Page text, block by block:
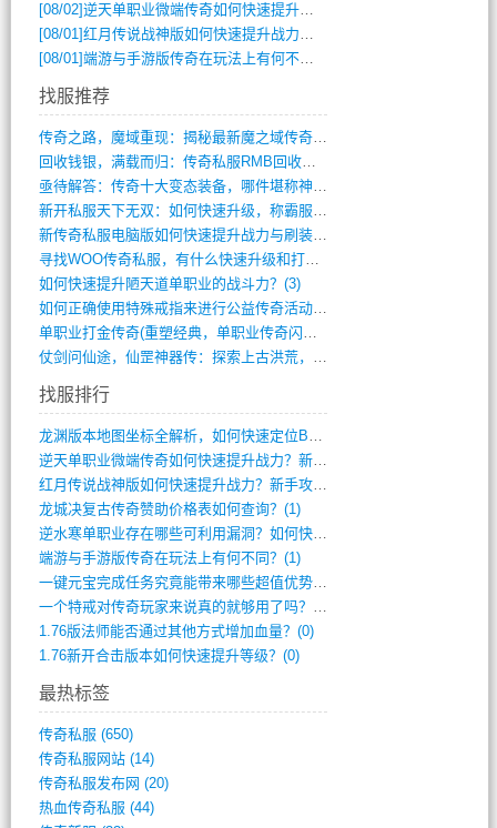
[08/02]逆天单职业微端传奇如何快速提升战力？新手必看攻略
[08/01]红月传说战神版如何快速提升战力？新手攻略全解析？
[08/01]端游与手游版传奇在玩法上有何不同？
找服推荐
传奇之路，魔域重现：揭秘最新魔之域传奇攻(712)
回收钱银，满载而归：传奇私服RMB回收装(548)
亟待解答：传奇十大变态装备，哪件堪称神器(347)
新开私服天下无双：如何快速升级，称霸服务(681)
新传奇私服电脑版如何快速提升战力与刷装备(835)
寻找WOO传奇私服，有什么快速升级和打宝(864)
如何快速提升陋天道单职业的战斗力？(3)
如何正确使用特殊戒指来进行公益传奇活动？(10)
单职业打金传奇(重塑经典，单职业传奇闪耀(10)
仗剑问仙途，仙罡神器传：探索上古洪荒，揭(813)
找服排行
龙渊版本地图坐标全解析，如何快速定位BO(3)
逆天单职业微端传奇如何快速提升战力？新手(2)
红月传说战神版如何快速提升战力？新手攻略(2)
龙城决复古传奇赞助价格表如何查询？(1)
逆水寒单职业存在哪些可利用漏洞？如何快速(1)
端游与手游版传奇在玩法上有何不同？(1)
一键元宝完成任务究竟能带来哪些超值优势？(0)
一个特戒对传奇玩家来说真的就够用了吗？(0)
1.76版法师能否通过其他方式增加血量？(0)
1.76新开合击版本如何快速提升等级？(0)
最热标签
传奇私服 (650)
传奇私服网站(14)
传奇私服发布网 (20)
热血传奇私服 (44)